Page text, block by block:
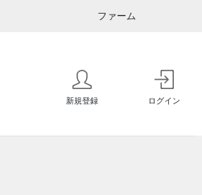
ファーム
新規登録 ログイン